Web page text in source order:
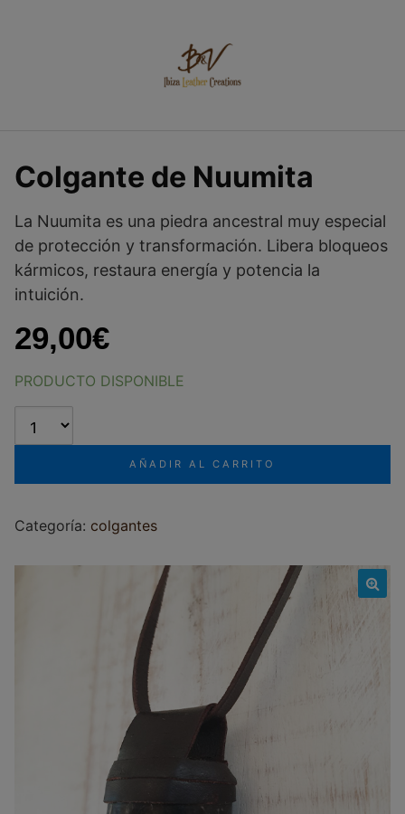
Colgante de Nuumita
La Nuumita es una piedra ancestral muy especial
de protección y transformación. Libera bloqueos
kármicos, restaura energía y potencia la
intuición.
29,00€
PRODUCTO DISPONIBLE
AÑADIR AL CARRITO
Categoría: colgantes